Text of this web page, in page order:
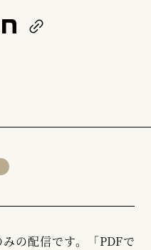
の配信です。「PDFで